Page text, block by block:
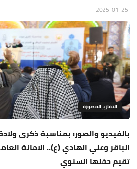
التقارير المصورة
بالفيديو والصور: بمناسبة ذكرى
الباقر وعلي الهادي (ع).. الامانة
تقيم حفلها السنوي